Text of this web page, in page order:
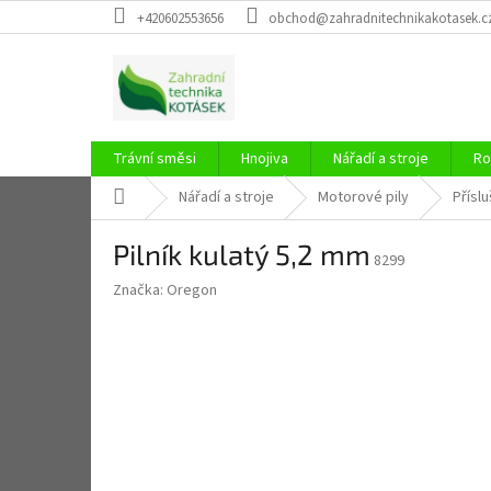
na
+420602553656
Trávní směsi Hnojiva Nářadí a stroje
Domů Nářadí a stroje Motorové pily
Pilník kulatý 5,2 mm 8299
Značka: Oregon